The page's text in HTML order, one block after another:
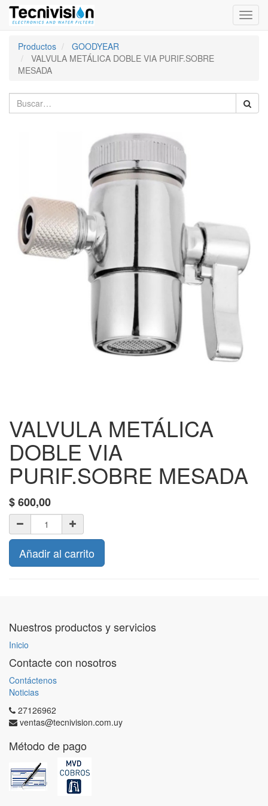
Productos
GOODYEAR
VALVULA METÁLICA DOBLE VIA PURIF.SOBRE
MESADA
VALVULA METÁLICA
DOBLE VIA
PURIF.SOBRE MESADA
$600,00
Añadir al carrito
Nuestros productos y servicios
Inicio
Contacte con nosotros
Contáctenos
Noticias
27126962
ventas@tecnivision.com.uy
Método de pago